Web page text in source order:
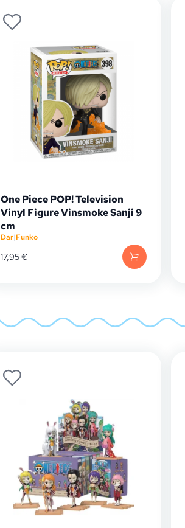
One Piece POP! Television
Vinyl Figure Vinsmoke Sanji 9
cm
Dar|Funko
17,95€